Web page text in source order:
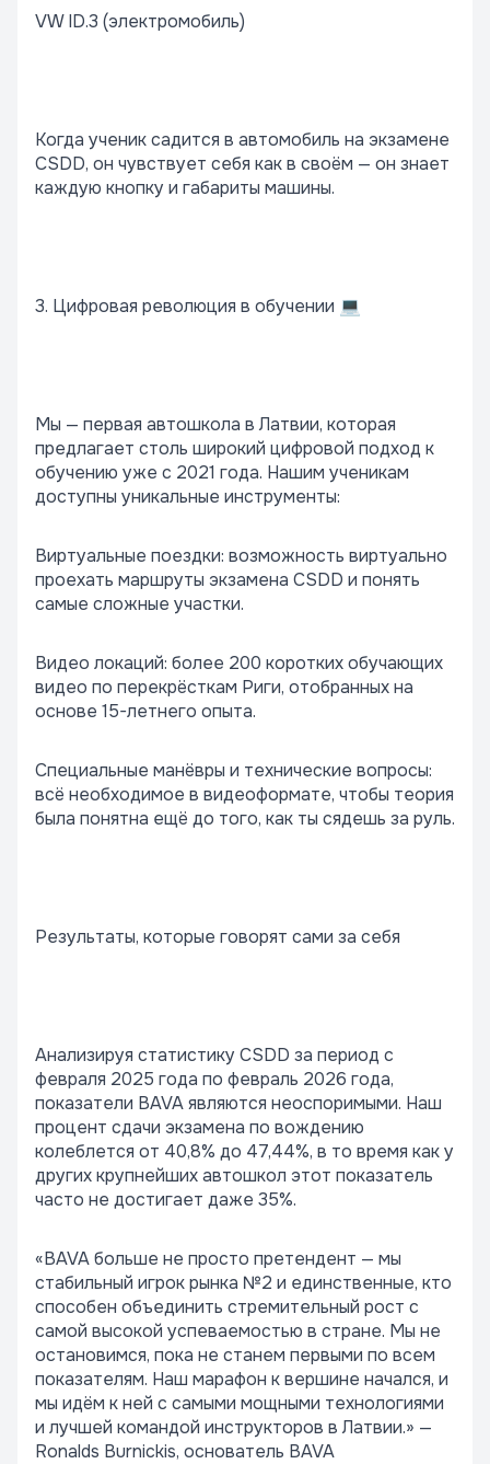
VW ID.3 (электромобиль)
Когда ученик садится в автомобиль на экзамене
CSDD, он чувствует себя как в своём — он знает
каждую кнопку и габариты машины.
3. Цифровая революция в обучении 💻
Мы — первая автошкола в Латвии, которая
предлагает столь широкий цифровой подход к
обучению уже с 2021 года. Нашим ученикам
доступны уникальные инструменты:
Виртуальные поездки: возможность виртуально
проехать маршруты экзамена CSDD и понять
самые сложные участки.
Видео локаций: более 200 коротких обучающих
видео по перекрёсткам Риги, отобранных на
основе 15-летнего опыта.
Специальные манёвры и технические вопросы:
всё необходимое в видеоформате, чтобы теория
была понятна ещё до того, как ты сядешь за руль.
Результаты, которые говорят сами за себя
Анализируя статистику CSDD за период с
февраля 2025 года по февраль 2026 года,
показатели BAVA являются неоспоримыми. Наш
процент сдачи экзамена по вождению
колеблется от 40,8% до 47,44%, в то время как у
других крупнейших автошкол этот показатель
часто не достигает даже 35%.
«BAVA больше не просто претендент — мы
стабильный игрок рынка №2 и единственные, кто
способен объединить стремительный рост с
самой высокой успеваемостью в стране. Мы не
остановимся, пока не станем первыми по всем
показателям. Наш марафон к вершине начался, и
мы идём к ней с самыми мощными технологиями
и лучшей командой инструкторов в Латвии.» —
Ronalds Burnickis, основатель BAVA